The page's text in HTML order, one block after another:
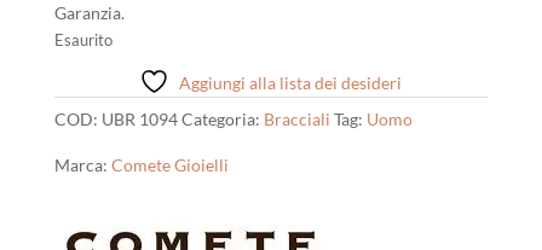
Garanzia.
Esaurito
Aggiungi alla lista dei desideri
COD: UBR 1094Categoria: Bracciali Tag: Uomo
Marca: Comete Gioielli